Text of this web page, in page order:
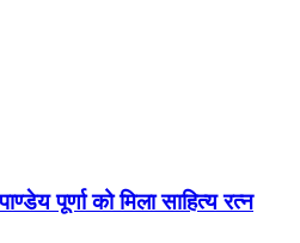
पूर्णा को मिला साहित्य रत्न